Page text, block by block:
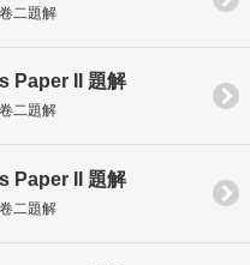
二題解
Paper II 題解
二題解
Paper II 題解
二題解